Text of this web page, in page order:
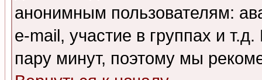
анонимным пользователям:
e-mail, участие в группах и
пару минут, поэтому мы